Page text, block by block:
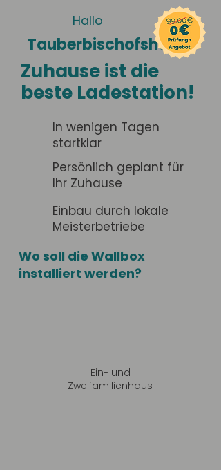
Hallo
Tauberbischofsheim
Zuhause ist die
beste Ladestation!
In wenigen Tagen
startklar
Persönlich geplant für
Ihr Zuhause
Einbau durch lokale
Meisterbetriebe
Wo soll die Wallbox
installiert werden?
Ein- und
Zweifamilienhaus